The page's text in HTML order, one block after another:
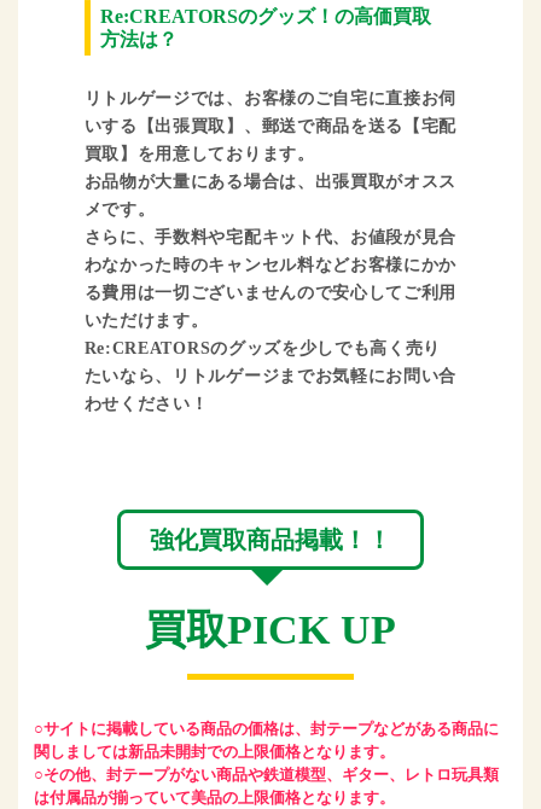
Re:CREATORSのグッズ！の高価買取
方法は？
リトルゲージでは、お客様のご自宅に直接お伺
いする【出張買取】、郵送で商品を送る【宅配
買取】を用意しております。
お品物が大量にある場合は、出張買取がオスス
メです。
さらに、手数料や宅配キット代、お値段が見合
わなかった時のキャンセル料などお客様にかか
る費用は一切ございませんので安心してご利用
いただけます。
Re:CREATORSのグッズを少しでも高く売り
たいなら、リトルゲージまでお気軽にお問い合
わせください！
強化買取商品掲載！！
買取PICK UP
○サイトに掲載している商品の価格は、封テープなどがある商品に
関しましては新品未開封での上限価格となります。
○その他、封テープがない商品や鉄道模型、ギター、レトロ玩具類
は付属品が揃っていて美品の上限価格となります。